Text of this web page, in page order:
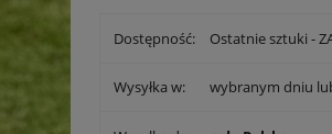
Dostępność: Ostatnie sztuki -
Wysyłka w: wybranym dniu lub